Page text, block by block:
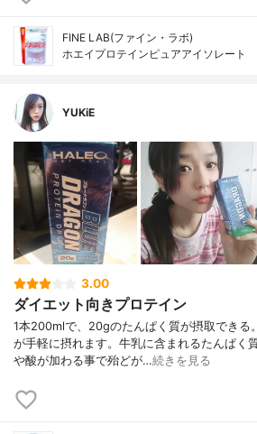
FINE LAB(ファイン・ラボ)
ホエイプロテインピュアアイソレート
YUKiE
3.00
ダイエット向きプロテイン
1本200mlで、20gのたんぱく質が摂取できる
が手軽に摂れます。牛乳に含まれるたんぱく
や酸が加わる事で殆どが…続きを見る